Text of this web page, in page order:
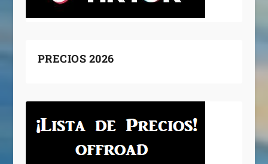
PRECIOS 2026